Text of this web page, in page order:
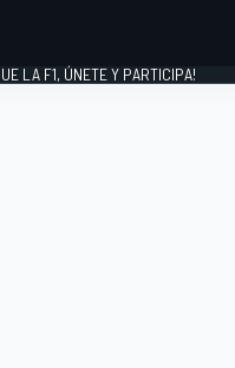
LA F1, ÚNETE Y PARTICIPA!